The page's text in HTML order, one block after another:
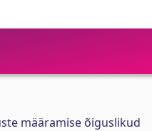
määramise õiguslikud